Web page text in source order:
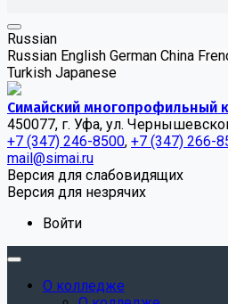
Russian
Russian English German China
Turkish Japanese
Симайский многопрофильный
450077, г. Уфа, ул.
+7 (347) 246-8500, +7 (347) 266-
mail@simai.ru
Версия для слабовидящих
Версия для незрячих
Войти
О колледже